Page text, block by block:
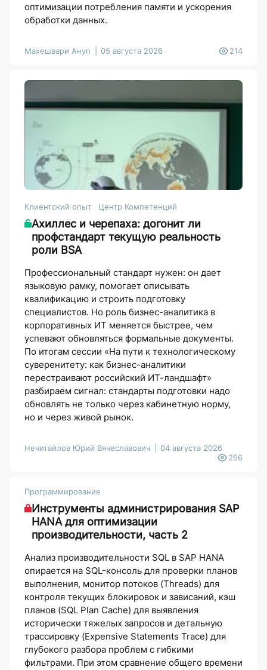
оптимизации потребления памяти и ускорения
обработки данных.
Махешвари Ануп 05 августа 2026 214
Клиентский опыт Центр Компетенций
Ахиллес и черепаха: догонит ли
профстандарт текущую реальность
роли BSA
Профессиональный стандарт нужен: он дает
языковую рамку, помогает описывать
квалификацию и строить подготовку
специалистов. Но роль бизнес-аналитика в
корпоративных ИТ меняется быстрее, чем
успевают обновляться формальные документы.
По итогам сессии «На пути к технологическому
суверенитету: как бизнес-аналитики
перестраивают российский ИТ-ландшафт»
разбираем сигнал: стандарты подготовки надо
обновлять не только через кабинетную норму,
но и через живой рынок.
Нечитайлов Юрий Вячеславович
04 августа 2026
256
Программирование
Инструменты администрирования SAP
HANA для оптимизации
производительности, часть 2
Анализ производительности SQL в SAP HANA
опирается на SQL-консоль для проверки планов
выполнения, монитор потоков (Threads) для
контроля текущих блокировок и зависаний, кэш
планов (SQL Plan Cache) для выявления
исторически тяжелых запросов и детальную
трассировку (Expensive Statements Trace) для
глубокого разбора проблем с гибкими
фильтрами. При этом сравнение общего времени